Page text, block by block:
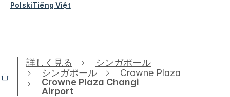
PolskiTiếng Việt
詳しく見る
シンガポール
シンガポール
Crowne Plaza
Crowne Plaza Changi
Airport